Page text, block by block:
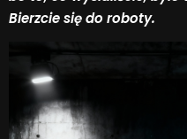
Bierzcie się do roboty.